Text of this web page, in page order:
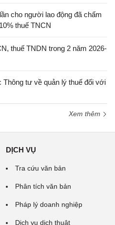
cho người lao động đã chấm
thuế TNCN
thuế TNDN trong 2 năm 2026-
tư về quản lý thuế đối với
Xem thêm
DỊCH VỤ
Tra cứu văn bản
Phân tích văn bản
Pháp lý doanh nghiệp
Dịch vụ dịch thuật